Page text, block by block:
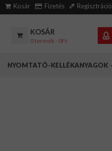
Kosár Fizetés Regisztráció
KOSÁR
0 termék - 0Ft
NYOMTATÓ-KELLÉKANYAGOK